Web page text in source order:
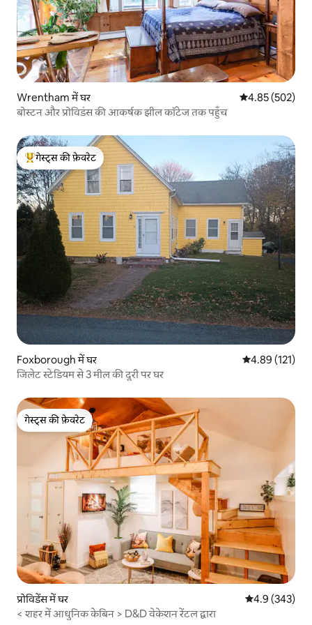
Wrentham में घर औसत रेटिंग 5 में से
4.85 (502)
बोस्टन और प्रोविडंस की आकर्षक झील कॉटेज तक पहुँच
गेस्ट्स का टॉप फ़ेवरेट
गेस्ट्स की फ़ेवरेट
Foxborough में घर औसत रेटिंग 5 में से
4.89 (121)
जिलेट स्टेडियम से 3 मील की दूरी पर घर
गेस्ट्स की फ़ेवरेट
गेस्ट्स की फ़ेवरेट
प्रोविडेंस में घर औसत रेटिंग 5 में
4.9 (343)
< शहर में आधुनिक केबिन > D&D वेकेशन रेंटल द्वारा